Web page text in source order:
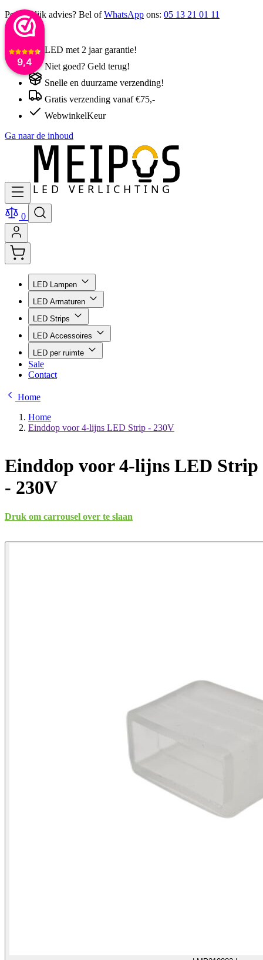
9,4
Persoonlijk advies? Bel ofWhatsApp ons: 05 13 21 01 11
LED met 2 jaar garantie!
Niet goed? Geld terug!
Snelle en duurzame verzending!
Gratis verzending vanaf €75,-
WebwinkelKeur
Ga naar de inhoud
0
LED Lampen
LED Armaturen
LED Strips
LED Accessoires
LED per ruimte
Sale
Contact
Home
Home
Einddop voor 4-lijns LED Strip - 230V
Einddop voor 4-lijns LED Strip
- 230V
Druk om carrousel over te slaan